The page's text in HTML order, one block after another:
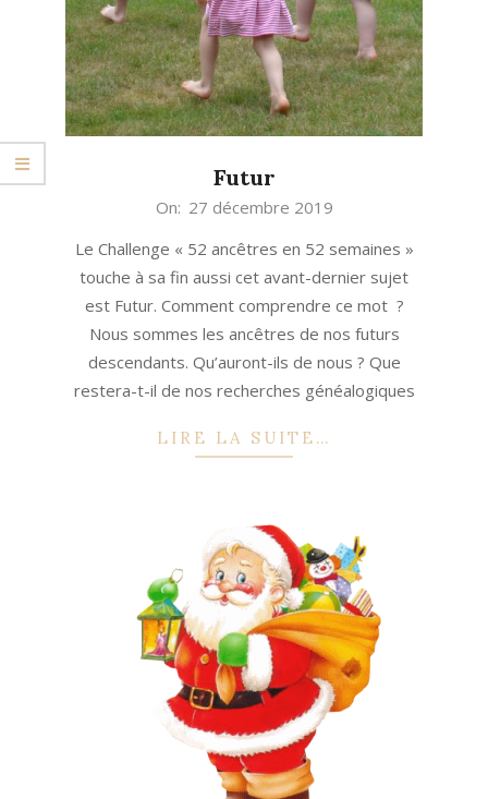
Futur
27
On: 27 décembre 2019
Le Challenge « 52 ancêtres en 52 semaines »
touche à sa fin aussi cet avant-dernier sujet
est Futur. Comment comprendre ce mot ?
Nous sommes les ancêtres de nos futurs
descendants. Qu’auront-ils de nous ? Que
restera-t-il de nos recherches généalogiques
LIRE LA SUITE…